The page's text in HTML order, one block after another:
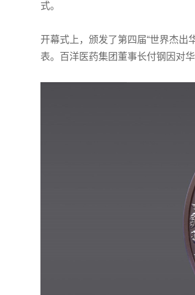
式。
开幕式上，颁发了第四届“世界杰出
表。百洋医药集团董事长付钢因对